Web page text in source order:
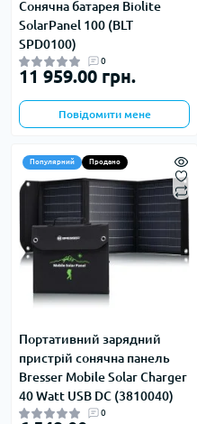
Сонячна батарея Biolite
SolarPanel 100 (BLT
SPD0100)
0
11 959.00 грн.
Повідомити мене
Популярний Продано
Портативний зарядний
пристрій сонячна панель
Bresser Mobile Solar Charger
40 Watt USB DC (3810040)
0